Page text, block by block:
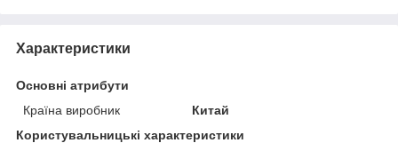
Характеристики
Основні атрибути
Країна виробник
Китай
Користувальницькі характеристики